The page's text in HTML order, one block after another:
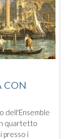
CON
dell'Ensemble
quartetto
presso i